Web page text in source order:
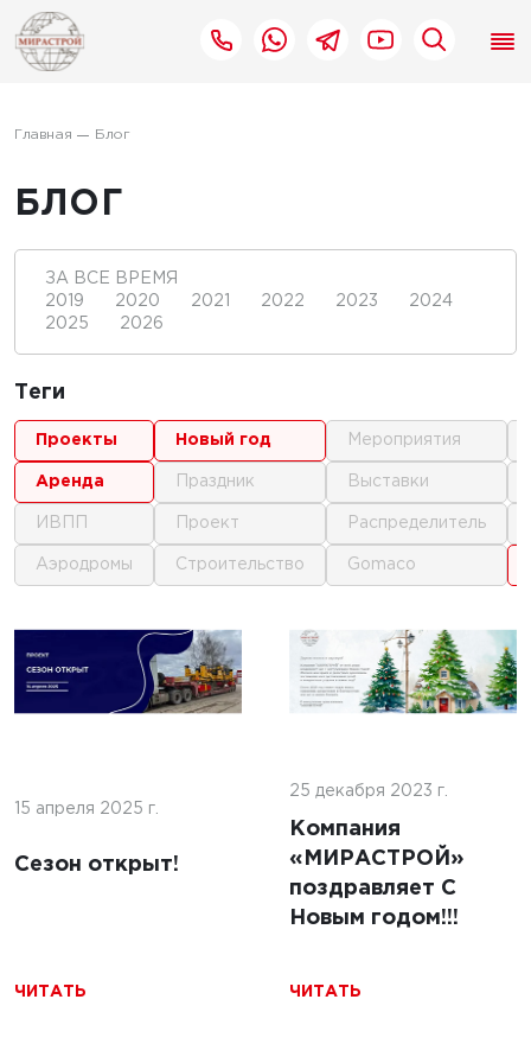
Главная Блог
БЛОГ
15 апреля 2025 г.
Сезон открыт!
ЧИТАТЬ
25 декабря 2023 г.
Компания
«МИРАСТРОЙ»
поздравляет С
Новым годом!!!
ЧИТАТЬ
6 августа 2026 г.
новейшей техники
городского типа:
бетоноукладчик
Commander III от
ЗА ВСЕ ВРЕМЯ
2019
2020 2021 2022 2023
2024
2025
2026
Теги
проекты
аренда
ИВПП
аэродромы
новый год
праздник
проект
строительство
мероприятия
выставки
распределитель
gomaco